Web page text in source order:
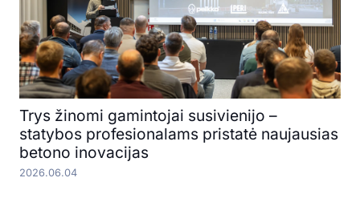
Trys žinomi gamintojai susivienijo –
statybos profesionalams pristatė naujausias
betono inovacijas
2026.06.04